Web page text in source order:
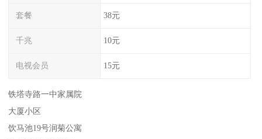
套餐 38元
千兆 10元
电视会员 15元
铁塔寺路一中家属院
大厦小区
饮马池19号润菊公寓